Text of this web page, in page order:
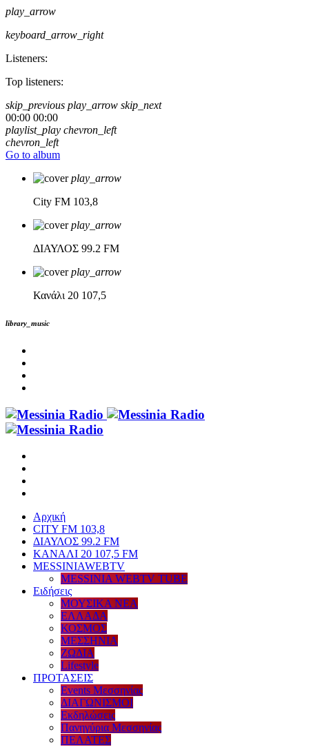
play_arrow
keyboard_arrow_right
Listeners:
Top listeners:
skip_previous play_arrow skip_next
00:00 00:00
playlist_play chevron_left
chevron_left
Go to album
play_arrow
City FM 103,8
play_arrow
ΔΙΑΥΛΟΣ 99.2 FM
play_arrow
Κανάλι 20 107,5
library_music
Αρχική
CITY FM 103,8
ΔΙΑΥΛΟΣ 99.2 FM
ΚΑΝΑΛΙ 20 107,5 FM
MESSINIAWEBTV
MESSINIA WEBTV TUBE
Eιδήσεις
ΜΟΥΣΙΚΑ ΝΕΑ
ΕΛΛΑΔΑ
ΚΟΣΜΟΣ
ΜΕΣΣΗΝΙΑ
ΖΩΔΙΑ
Lifestyle
ΠΡΟΤΑΣΕΙΣ
Events Μεσσηνίας
ΔΙΑΓΩΝΙΣΜΟΙ
Εκδηλώσεις
Πανηγύρια Μεσσηνίας
ΠΕΛΑΤΕΣ